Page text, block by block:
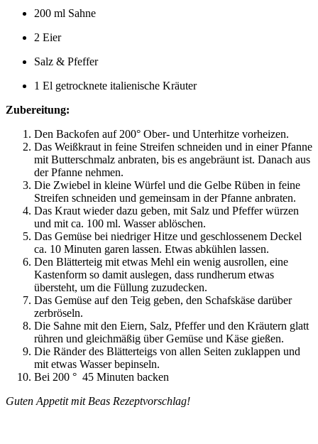
200 ml Sahne
2 Eier
Salz & Pfeffer
1 El getrocknete italienische Kräuter
Zubereitung:
Den Backofen auf 200° Ober- und Unterhitze vorheizen.
Das Weißkraut in feine Streifen schneiden und in einer Pfanne
mit Butterschmalz anbraten, bis es angebräunt ist. Danach aus
der Pfanne nehmen.
Die Zwiebel in kleine Würfel und die Gelbe Rüben in feine
Streifen schneiden und gemeinsam in der Pfanne anbraten.
Das Kraut wieder dazu geben, mit Salz und Pfeffer würzen
und mit ca. 100 ml. Wasser ablöschen.
Das Gemüse bei niedriger Hitze und geschlossenem Deckel
ca. 10 Minuten garen lassen. Etwas abkühlen lassen.
Den Blätterteig mit etwas Mehl ein wenig ausrollen, eine
Kastenform so damit auslegen, dass rundherum etwas
übersteht, um die Füllung zuzudecken.
Das Gemüse auf den Teig geben, den Schafskäse darüber
zerbröseln.
Die Sahne mit den Eiern, Salz, Pfeffer und den Kräutern glatt
rühren und gleichmäßig über Gemüse und Käse gießen.
Die Ränder des Blätterteigs von allen Seiten zuklappen und
mit etwas Wasser bepinseln.
Bei 200 ° 45 Minuten backen
Guten Appetit mit Beas Rezeptvorschlag!